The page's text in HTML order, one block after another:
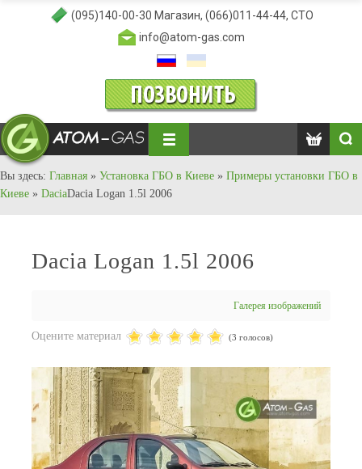
(095)140-00-30 Магазин, (066)011-44-44, СТО
info@atom-gas.com
Вы здесь: Главная » Установка ГБО в Киеве » Примеры установки ГБО в
Киеве » DaciaDacia Logan 1.5l 2006
Dacia Logan 1.5l 2006
Галерея изображений
Оцените материал (3 голосов)